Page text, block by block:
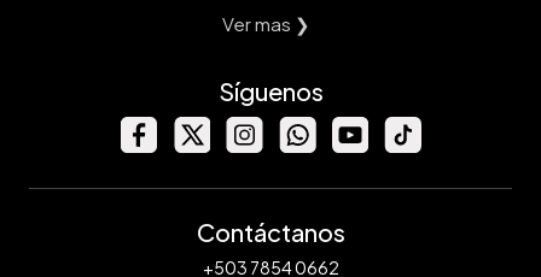
Ver mas ❯
Síguenos
Contáctanos
+503 7854 0662